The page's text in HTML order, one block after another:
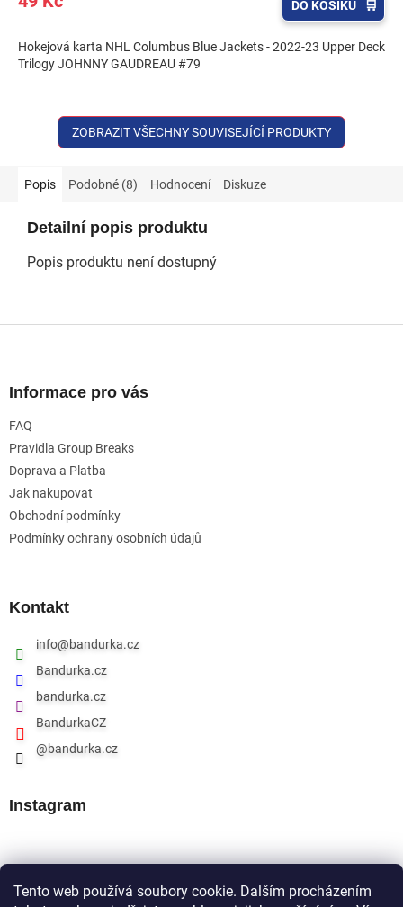
Tento web používá soubory cookie. Dalším procházením
DO KOŠÍKU
Hokejová karta NHL Columbus Blue Jackets - 2022-23 Upper Deck
Trilogy JOHNNY GAUDREAU #79
ZOBRAZIT VŠECHNY SOUVISEJÍCÍ PRODUKTY
Popis Podobné (8) Hodnocení Diskuze
Detailní popis produktu
Popis produktu není dostupný
Informace pro vás
FAQ
Pravidla Group Breaks
Doprava a Platba
Jak nakupovat
Obchodní podmínky
Podmínky ochrany osobních údajů
Kontakt
info@bandurka.cz
Bandurka.cz
bandurka.cz
BandurkaCZ
@bandurka.cz
Instagram